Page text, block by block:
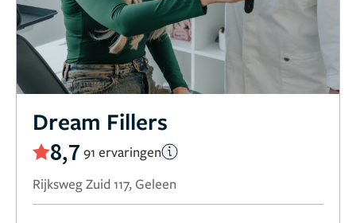
Dream Fillers
8,7 91 ervaringen
Rijksweg Zuid 117, Geleen